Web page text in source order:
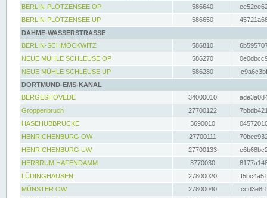
BERLIN-PLÖTZENSEE OP
586640
BERLIN-PLÖTZENSEE UP
586650
DAHME-WASSERSTRASSE
BERLIN-SCHMÖCKWITZ
586810
NEUE MÜHLE SCHLEUSE OP
586270
NEUE MÜHLE SCHLEUSE UP
586280
DORTMUND-EMS-KANAL
BERGESHÖVEDE
34000010
Groppenbruch
27700122
HASEHUBBRÜCKE
3690010
HENRICHENBURG OW
27700111
HENRICHENBURG UW
27700133
HERBRUM HAFENDAMM
3770030
LÜDINGHAUSEN
27800020
MÜNSTER OW
27800040